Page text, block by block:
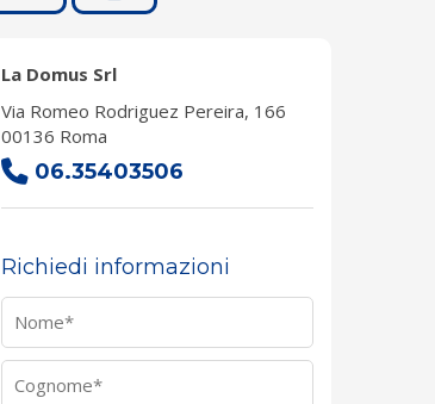
La Domus Srl
Via Romeo Rodriguez Pereira, 166
00136 Roma
06.35403506
Richiedi informazioni